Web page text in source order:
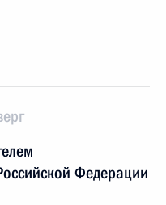
Федерации